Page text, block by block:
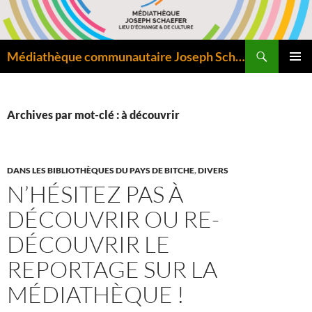
Aller
au
contenu
Médiathèque communautaire Joseph Schaefer de Bitche – Pôle départemental de lecture publique
Archives par mot-clé : à découvrir
DANS LES BIBLIOTHÈQUES DU PAYS DE BITCHE,DIVERS
N’HÉSITEZ PAS À
DÉCOUVRIR OU RE-
DÉCOUVRIR LE
REPORTAGE SUR LA
MÉDIATHÈQUE !